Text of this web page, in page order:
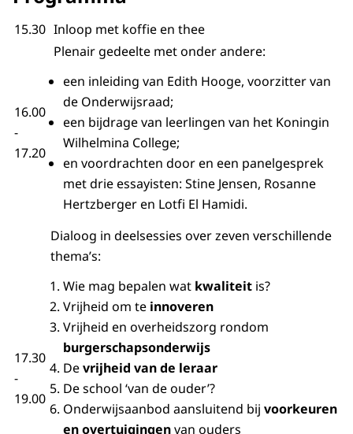
15.30 Inloop met koffie en thee
16.00
-
17.20
Plenair gedeelte met onder andere:
een inleiding van Edith Hooge, voorzitter van
de Onderwijsraad;
een bijdrage van leerlingen van het Koningin
Wilhelmina College;
en voordrachten door en een panelgesprek
met drie essayisten: Stine Jensen, Rosanne
Hertzberger en Lotfi El Hamidi.
17.30
-
19.00
Dialoog in deelsessies over zeven verschillende
thema’s:
Wie mag bepalen wat kwaliteit is?
Vrijheid om te innoveren
Vrijheid en overheidszorg rondom
burgerschapsonderwijs
Devrijheid van de leraar
De school ‘van de ouder’?
Onderwijsaanbod aansluitend bij voorkeuren
en overtuigingenvan ouders